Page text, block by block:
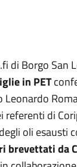
di Borgo San
in PET
referenti di
oli esausti
brevettati da